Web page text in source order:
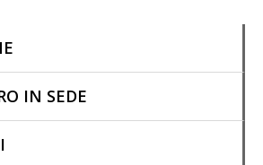
IN SEDE